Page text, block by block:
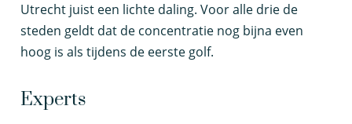
Utrecht juist een lichte daling. Voor alle drie de
steden geldt dat de concentratie nog bijna even
hoog is als tijdens de eerste golf.
Experts